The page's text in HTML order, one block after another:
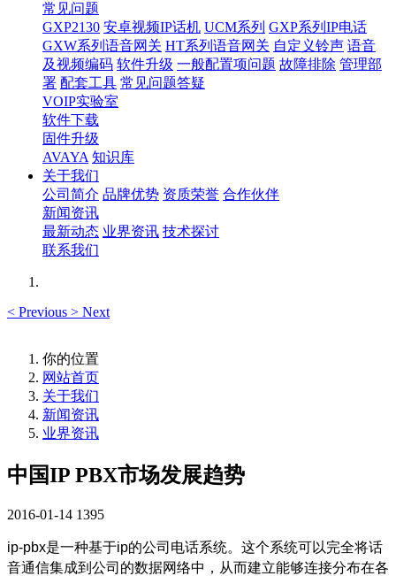
常见问题
GXP2130 安卓视频IP话机 UCM系列 GXP系列IP电话
GXW系列语音网关 HT系列语音网关 自定义铃声 语音
及视频编码 软件升级 一般配置项问题 故障排除 管理部
署 配套工具 常见问题答疑
VOIP实验室
软件下载
固件升级
AVAYA 知识库
关于我们
公司简介 品牌优势 资质荣誉 合作伙伴
新闻资讯
最新动态 业界资讯 技术探讨
联系我们
< Previous > Next
你的位置
网站首页
关于我们
新闻资讯
业界资讯
中国IP PBX市场发展趋势
2016-01-14 1395
ip-pbx是一种基于ip的公司电话系统。这个系统可以完全将话
音通信集成到公司的数据网络中，从而建立能够连接分布在各